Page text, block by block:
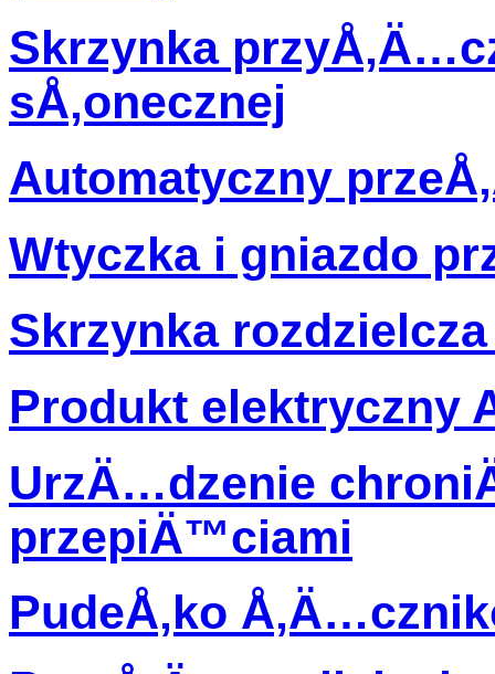
Skrzynka
sÅ‚onecznej
Automatyczny
Wtyczka i gniazdo
Skrzynka
Produkt elektryczny
UrzÄ…dzenie
przepiÄ™ciami
PudeÅ‚ko